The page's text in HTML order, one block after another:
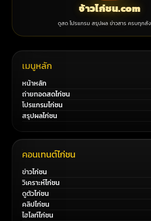
จ้าวไก่ชน.com
ดูสด โปรแกรม สรุปผล ข่าวสาร ครบทุกสัง
เมนูหลัก
หน้าหลัก
ถ่ายทอดสดไก่ชน
โปรแกรมไก่ชน
สรุปผลไก่ชน
คอนเทนต์ไก่ชน
ข่าวไก่ชน
วิเคราะห์ไก่ชน
ดูตัวไก่ชน
คลิปไก่ชน
ไฮไลท์ไก่ชน